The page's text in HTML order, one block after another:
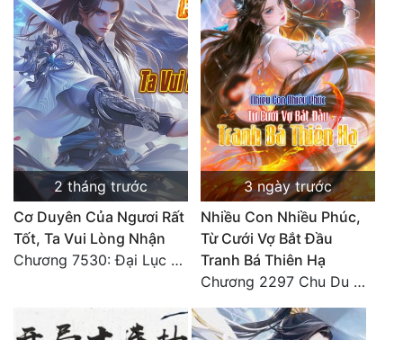
2 tháng trước
Cơ Duyên Của Ngươi Rất
Tốt, Ta Vui Lòng Nhận
Chương 7530: Đại Lục Khởi Nguyên – Kiến Thành 71
3 ngày trước
Nhiều Con Nhiều Phúc,
Từ Cưới Vợ Bắt Đầu
Tranh Bá Thiên Hạ
Chương 2297 Chu Du Du mang thai